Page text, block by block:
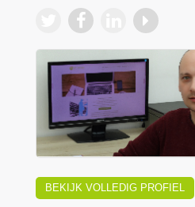
BEKIJK VOLLEDIG PROFIEL